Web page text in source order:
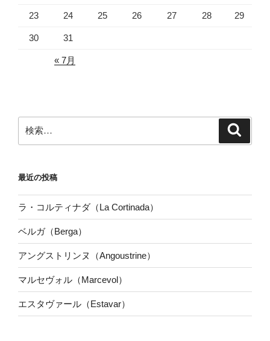
23 24 25 26 27 28 29
30 31
« 7月
索:
最近の投稿
ラ・コルティナダ（La Cortinada）
ベルガ（Berga）
アングストリンヌ（Angoustrine）
マルセヴォル（Marcevol）
エスタヴァール（Estavar）